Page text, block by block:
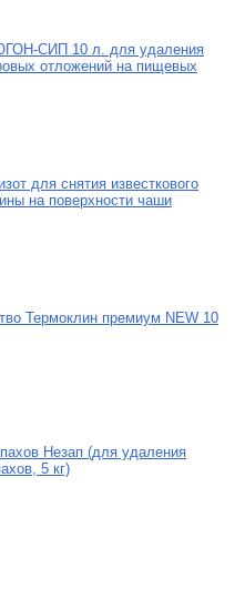
СИП 10 л. для удаления
отложений на пищевых
для снятия известкового
на поверхности чаши
Термоклин премиум NEW 10
Незап (для удаления
5 кг)